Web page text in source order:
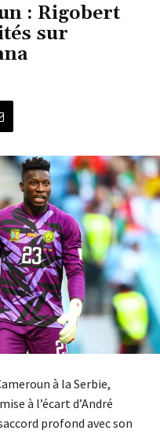
: Rigobert
sur
à la Serbie,
à l’écart d’André
profond avec son